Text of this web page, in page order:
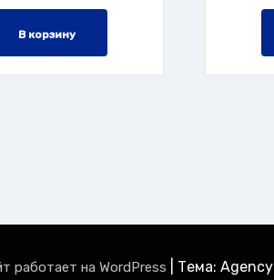
В корзину
работает на WordPress Тема: